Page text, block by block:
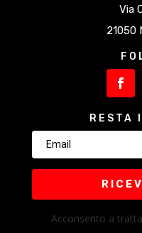
Via
21050
RESTA
Acconsento a